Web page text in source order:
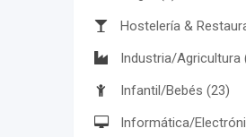
Hostelería &
Industria/Agricultura
Infantil/Bebés (23)
Informática/